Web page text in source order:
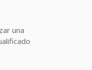
una